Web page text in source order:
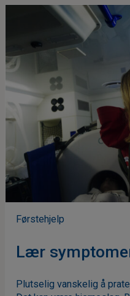
Førstehjelp
Lær
Plutselig vanskelig å